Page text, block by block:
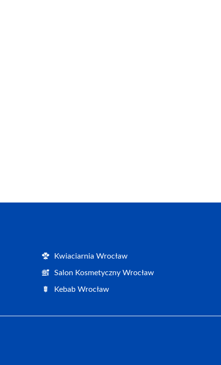
Kwiaciarnia Wrocław
Salon Kosmetyczny Wrocław
Kebab Wrocław